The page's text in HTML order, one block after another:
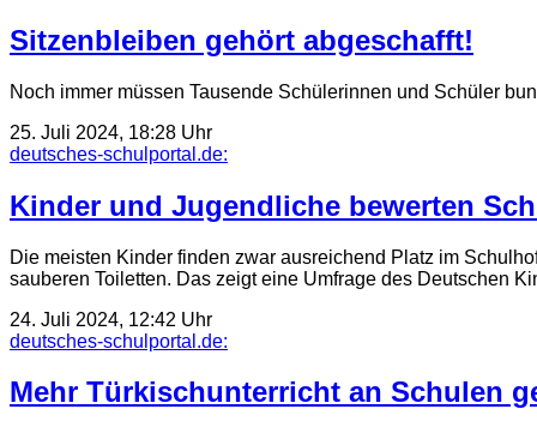
Sitzenbleiben gehört abgeschafft!
Noch immer müssen Tausende Schülerinnen und Schüler
25. Juli 2024, 18:28 Uhr
deutsches-schulportal.de:
Kinder und Jugendliche bewerten
Die meisten Kinder finden zwar ausreichend Platz im
sauberen Toiletten. Das zeigt eine Umfrage des Deutschen
24. Juli 2024, 12:42 Uhr
deutsches-schulportal.de:
Mehr Türkischunterricht an Schulen